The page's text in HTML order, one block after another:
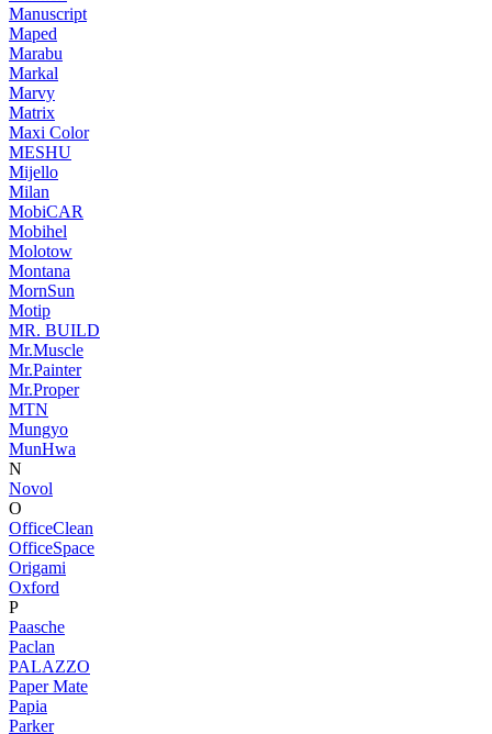
Manuscript
Maped
Marabu
Markal
Marvy
Matrix
Maxi Color
MESHU
Mijello
Milan
MobiCAR
Mobihel
Molotow
Montana
MornSun
Motip
MR. BUILD
Mr.Muscle
Mr.Painter
Mr.Proper
MTN
Mungyo
MunHwa
N
Novol
O
OfficeClean
OfficeSpace
Origami
Oxford
P
Paasche
Paclan
PALAZZO
Paper Mate
Papia
Parker